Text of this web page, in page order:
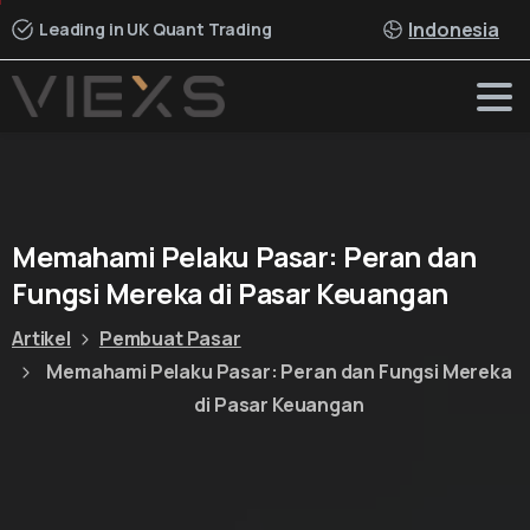
Leading in UK Quant Trading Indonesia
Memahami Pelaku Pasar: Peran dan
Fungsi Mereka di Pasar Keuangan
Artikel
Pembuat Pasar
Memahami Pelaku Pasar: Peran dan Fungsi Mereka
di Pasar Keuangan